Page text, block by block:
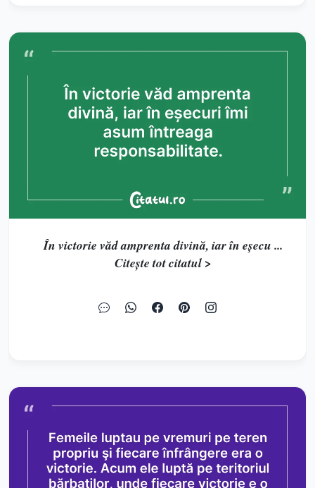
În victorie văd amprenta divină, iar în eșecu ...
Citește tot citatul >